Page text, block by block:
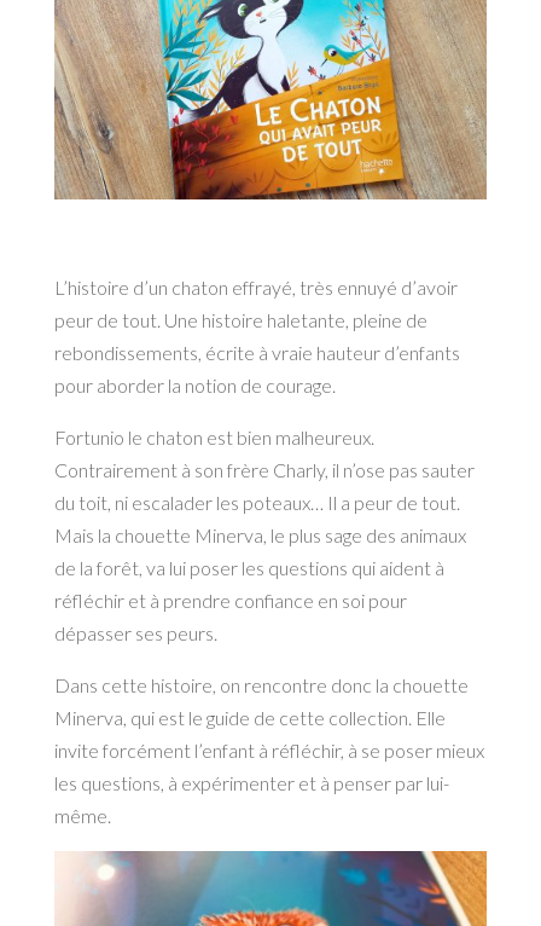
L’histoire d’un chaton effrayé, très ennuyé d’avoir
peur de tout. Une histoire haletante, pleine de
rebondissements, écrite à vraie hauteur d’enfants
pour aborder la notion de courage.
Fortunio le chaton est bien malheureux.
Contrairement à son frère Charly, il n’ose pas sauter
du toit, ni escalader les poteaux… Il a peur de tout.
Mais la chouette Minerva, le plus sage des animaux
de la forêt, va lui poser les questions qui aident à
réfléchir et à prendre confiance en soi pour
dépasser ses peurs.
Dans cette histoire, on rencontre donc la chouette
Minerva, qui est le guide de cette collection. Elle
invite forcément l’enfant à réfléchir, à se poser mieux
les questions, à expérimenter et à penser par lui-
même.